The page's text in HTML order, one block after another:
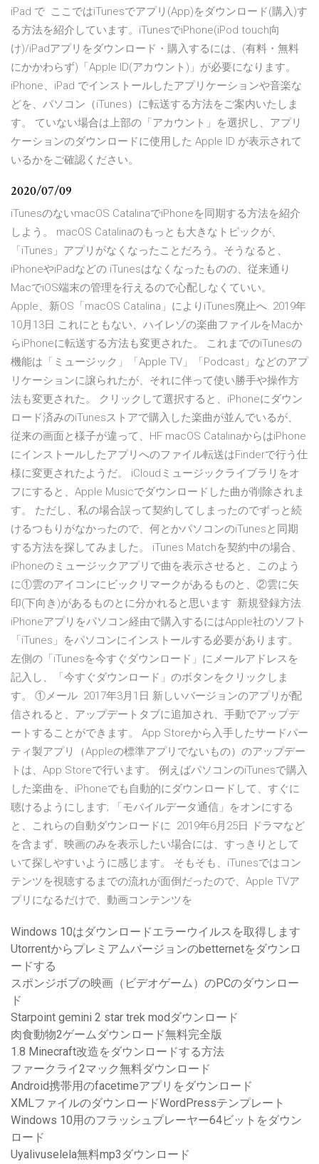
iPad で ここではiTunesでアプリ(App)をダウンロード(購入)す
る方法を紹介しています。iTunesでiPhone(iPod touch向
け)/iPadアプリをダウンロード・購入するには、(有料・無料
にかかわらず)「Apple ID(アカウント)」が必要になります。
iPhone、iPad でインストールしたアプリケーションや音楽な
どを、パソコン（iTunes）に転送する方法をご案内いたしま
す。 ていない場合は上部の「アカウント」を選択し、アプリ
ケーションのダウンロードに使用した Apple ID が表示されて
いるかをご確認ください。
2020/07/09
iTunesのないmacOS CatalinaでiPhoneを同期する方法を紹介
しよう。 macOS Catalinaのもっとも大きなトピックが、
「iTunes」アプリがなくなったことだろう。そうなると、
iPhoneやiPadなどの iTunesはなくなったものの、従来通り
MacでiOS端末の管理を行えるので心配しなくていい。
Apple、新OS「macOS Catalina」によりiTunes廃止へ. 2019年
10月13日 これにともない、ハイレゾの楽曲ファイルをMacか
らiPhoneに転送する方法も変更された。 これまでのiTunesの
機能は「ミュージック」「Apple TV」「Podcast」などのアプ
リケーションに譲られたが、それに伴って使い勝手や操作方
法も変更された。 クリックして選択すると、iPhoneにダウン
ロード済みのiTunesストアで購入した楽曲が並んでいるが、
従来の画面と様子が違って、HF macOS CatalinaからはiPhone
にインストールしたアプリへのファイル転送はFinderで行う仕
様に変更されたようだ。 iCloudミュージックライブラリをオ
フにすると、Apple Musicでダウンロードした曲が削除されま
す。 ただし、私の場合誤って契約してしまったのでずっと続
けるつもりがなかったので、何とかパソコンのiTunesと同期
する方法を探してみました。 iTunes Matchを契約中の場合、
iPhoneのミュージックアプリで曲を表示させると、このよう
に①雲のアイコンにビックリマークがあるものと、②雲に矢
印(下向き)があるものとに分かれると思います 新規登録方法.
iPhoneアプリをパソコン経由で購入するにはApple社のソフト
「iTunes」をパソコンにインストールする必要があります。
左側の「iTunesを今すぐダウンロード」にメールアドレスを
記入し、「今すぐダウンロード」のボタンをクリックしま
す。 ①メール 2017年3月1日 新しいバージョンのアプリが配
信されると、アップデートタブに追加され、手動でアップデ
ートすることができます。 App Storeから入手したサードパー
ティ製アプリ（Appleの標準アプリでないもの）のアップデー
トは、App Storeで行います。 例えばパソコンのiTunesで購入
した楽曲を、iPhoneでも自動的にダウンロードして、すぐに
聴けるようにします; 「モバイルデータ通信」をオンにする
と、これらの自動ダウンロードに 2019年6月25日 ドラマなど
を含まず、映画のみを表示したい場合には、すっきりとして
いて探しやすいように感じます。 そもそも、iTunesではコン
テンツを視聴するまでの流れが面倒だったので、Apple TVア
プリになるだけで、動画コンテンツを
Windows 10はダウンロードエラーウイルスを取得します
Utorrentからプレミアムバージョンのbetternetをダウンロ
ードする
スポンジボブの映画（ビデオゲーム）のPCのダウンロー
ド
Starpoint gemini 2 star trek modダウンロード
肉食動物2ゲームダウンロード無料完全版
1.8 Minecraft改造をダウンロードする方法
ファークライ2マック無料ダウンロード
Android携帯用のfacetimeアプリをダウンロード
XMLファイルのダウンロードWordPressテンプレート
Windows 10用のフラッシュプレーヤー64ビットをダウン
ロード
Uyalivuselela無料mp3ダウンロード